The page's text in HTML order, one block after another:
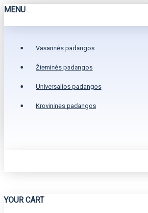
MENU
Vasarinės padangos
Žieminės padangos
Universalios padangos
Krovininės padangos
YOUR CART